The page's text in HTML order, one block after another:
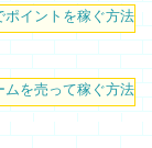
ポイントを稼ぐ方法
ムを売って稼ぐ方法